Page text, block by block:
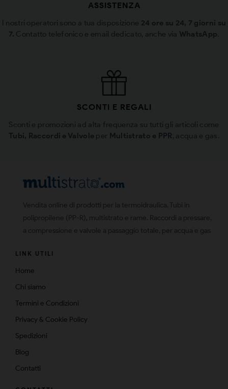
ASSISTENZA
I nostri operatori sono a tua disposizione 24 ore su 24, 7 giorni su
7. Contatto telefonico e email dedicato, anche via WhatsApp
SCONTI E REGALI
Sconti e promozioni ad alta frequenza su tutti gli articoli come
Tubi, Raccordi e Valvole per Multistrato e PPR , acqua e gas.
LINK UTILI
Home
Chi siamo
Termini e Condizioni
Privacy & Cookie Policy
Spedizioni
Blog
Contatti